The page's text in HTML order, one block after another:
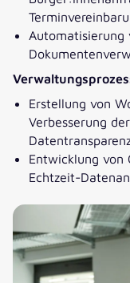
Automatisierung
Erstellung von
Verbesserung
Entwicklung von
Echtzeit-